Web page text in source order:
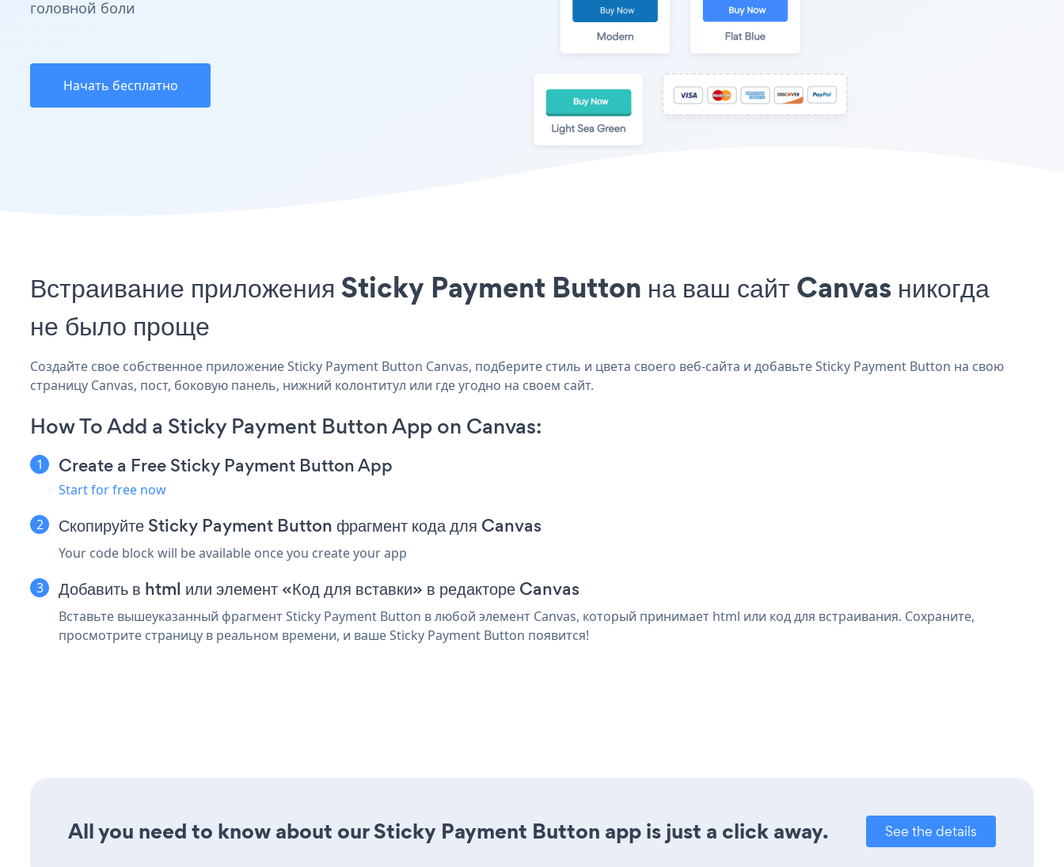
головной боли
Начать бесплатно
Встраивание приложения Sticky Payment Button на ваш сайт Canvas никогда
не было проще
Создайте свое собственное приложение Sticky Payment Button Canvas, подберите стиль и цвета своего веб-сайта и добавьте Sticky Payment Button на свою
страницу Canvas, пост, боковую панель, нижний колонтитул или где угодно на своем сайт.
How To Add a Sticky Payment Button App on Canvas:
Create a Free Sticky Payment Button App
Start for free now
Скопируйте Sticky Payment Button фрагмент кода для Canvas
Your code block will be available once you create your app
Добавить в html или элемент «Код для вставки» в редакторе Canvas
Вставьте вышеуказанный фрагмент Sticky Payment Button в любой элемент Canvas, который принимает html или код для встраивания. Сохраните,
просмотрите страницу в реальном времени, и ваше Sticky Payment Button появится!
All you need to know about our Sticky Payment Button app is just a click away. See the details